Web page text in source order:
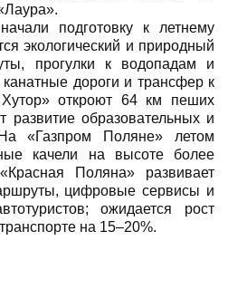
подготовку к летнему
экологический и природный
прогулки к водопадам и
дороги и трансфер к
откроют 64 км пеших
развитие образовательных и
«Газпром Поляне» летом
качели на высоте более
Поляна» развивает
цифровые сервисы и
ожидается рост
на 15–20%.